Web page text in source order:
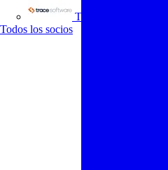
Trace Software
Todos los socios